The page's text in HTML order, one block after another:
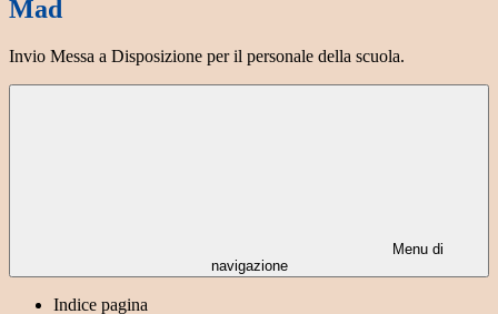
Mad
Invio Messa a Disposizione per il personale della scuola.
Menu di
navigazione
Indice pagina